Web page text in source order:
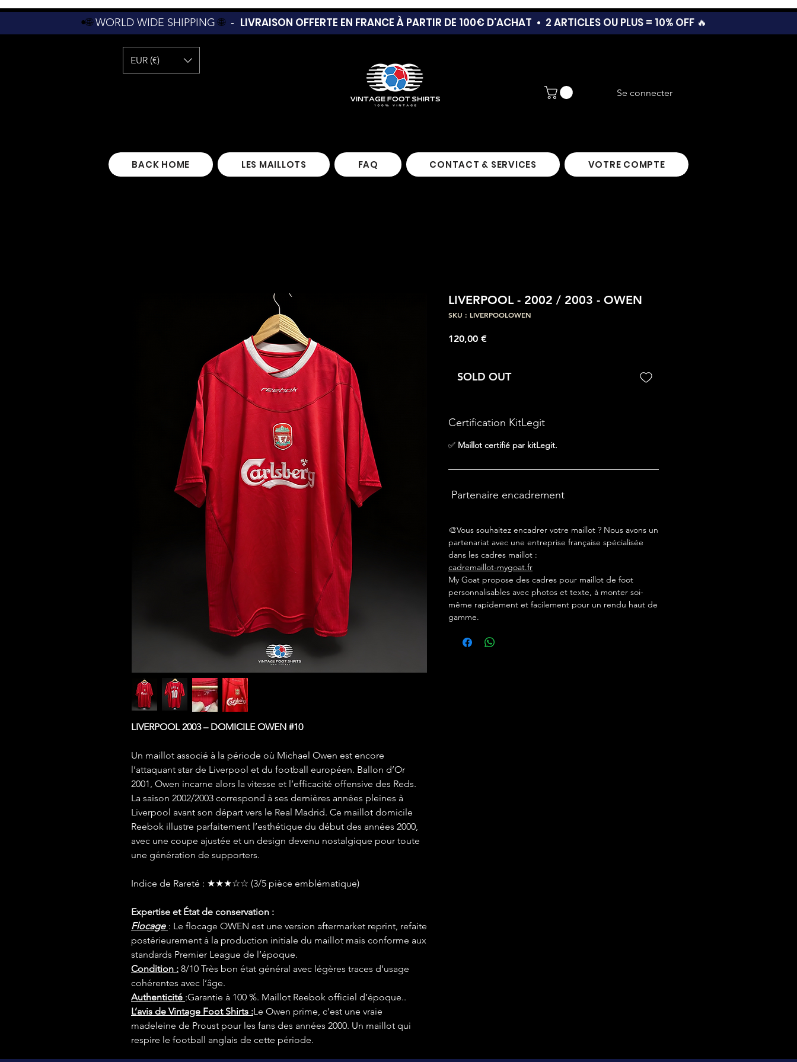
•🌐WORLD WIDE SHIPPING🌐 - LIVRAISON OFFERTE EN FRANCE À PARTIR DE 100€ D'ACHAT • 2 ARTICLES OU PLUS = 10% OFF 🔥
EUR (€)
Se connecter
BACK HOME LES MAILLOTS FAQ CONTACT & SERVICES VOTRE COMPTE
LIVERPOOL 2003 – DOMICILE OWEN #10
Un maillot associé à la période où Michael Owen est encore
l’attaquant star de Liverpool et du football européen. Ballon d’Or
2001, Owen incarne alors la vitesse et l’efficacité offensive des Reds.
La saison 2002/2003 correspond à ses dernières années pleines à
Liverpool avant son départ vers le Real Madrid. Ce maillot domicile
Reebok illustre parfaitement l’esthétique du début des années 2000,
avec une coupe ajustée et un design devenu nostalgique pour toute
une génération de supporters.
Indice de Rareté : ★★★☆☆ (3/5 pièce emblématique)
Expertise et État de conservation :
Flocage : Le flocage OWEN est une version aftermarket reprint, refaite
postérieurement à la production initiale du maillot mais conforme aux
standards Premier League de l’époque.
Condition : 8/10 Très bon état général avec légères traces d’usage
cohérentes avec l’âge.
Authenticité :Garantie à 100 %. Maillot Reebok officiel d’époque..
L’avis de Vintage Foot Shirts :Le Owen prime, c’est une vraie
madeleine de Proust pour les fans des années 2000. Un maillot qui
respire le football anglais de cette période.
LIVERPOOL - 2002 / 2003 - OWEN
SKU : LIVERPOOLOWEN
120,00 €Prix
SOLD OUT
Certification KitLegit
✅ Maillot certifié par kitLegit.
Partenaire encadrement
🎨Vous souhaitez encadrer votre maillot ? Nous avons un
partenariat avec une entreprise française spécialisée
dans les cadres maillot :
cadremaillot-mygoat.fr
My Goat propose des cadres pour maillot de foot
personnalisables avec photos et texte, à monter soi-
même rapidement et facilement pour un rendu haut de
gamme.